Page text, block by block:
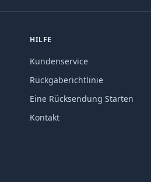
HILFE
Kundenservice
Rückgaberichtlinie
Eine Rücksendung Starten
Kontakt